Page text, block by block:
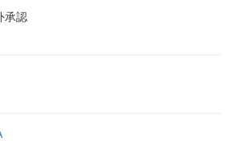
承認